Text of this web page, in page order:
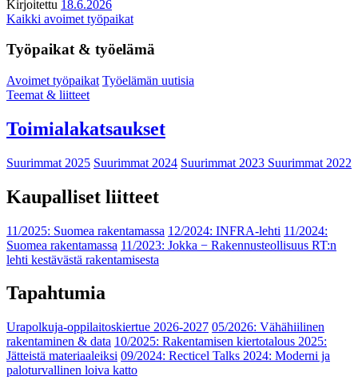
Kirjoitettu 18.6.2026
Kaikki avoimet työpaikat
Työpaikat & työelämä
Avoimet työpaikat Työelämän uutisia
Teemat & liitteet
Toimialakatsaukset
Suurimmat 2025 Suurimmat 2024 Suurimmat 2023 Suurimmat 2022
Kaupalliset liitteet
11/2025: Suomea rakentamassa 12/2024: INFRA-lehti 11/2024:
Suomea rakentamassa 11/2023: Jokka − Rakennusteollisuus RT:n
lehti kestävästä rakentamisesta
Tapahtumia
Urapolkuja-oppilaitoskiertue 2026-2027 05/2026: Vähähiilinen
rakentaminen & data 10/2025: Rakentamisen kiertotalous 2025:
Jätteistä materiaaleiksi 09/2024: Recticel Talks 2024: Moderni ja
paloturvallinen loiva katto